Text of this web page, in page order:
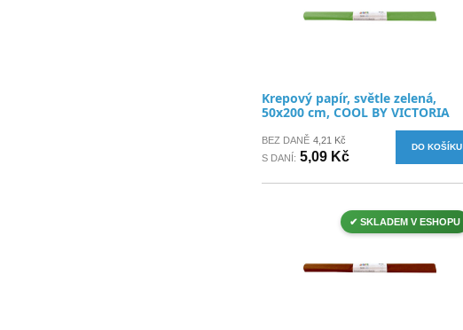
Krepový papír, světle zelená,
50x200 cm, COOL BY VICTORIA
BEZ DANĚ 4,21 Kč
S DANÍ: 5,09 Kč
DO KOŠÍKU
✔ SKLADEM V ESHOPU